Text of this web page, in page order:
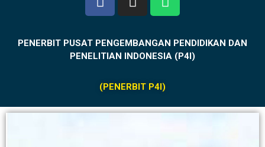
PENERBIT PUSAT PENGEMBANGAN PENDIDIKAN DAN
PENELITIAN INDONESIA (P4I)
(PENERBIT P4I)